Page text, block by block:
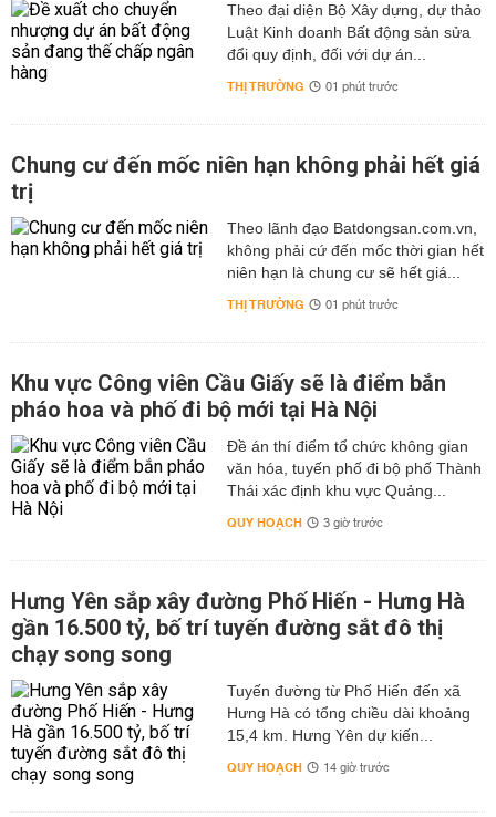
Theo đại diện Bộ Xây dựng, dự thảo
Luật Kinh doanh Bất động sản sửa
đổi quy định, đối với dự án...
THỊ TRƯỜNG 01 phút trước
Chung cư đến mốc niên hạn không phải hết giá
trị
Theo lãnh đạo Batdongsan.com.vn,
không phải cứ đến mốc thời gian hết
niên hạn là chung cư sẽ hết giá...
THỊ TRƯỜNG 01 phút trước
Khu vực Công viên Cầu Giấy sẽ là điểm bắn
pháo hoa và phố đi bộ mới tại Hà Nội
Đề án thí điểm tổ chức không gian
văn hóa, tuyến phố đi bộ phố Thành
Thái xác định khu vực Quảng...
QUY HOẠCH 3 giờ trước
Hưng Yên sắp xây đường Phố Hiến - Hưng Hà
gần 16.500 tỷ, bố trí tuyến đường sắt đô thị
chạy song song
Tuyến đường từ Phố Hiến đến xã
Hưng Hà có tổng chiều dài khoảng
15,4 km. Hưng Yên dự kiến...
QUY HOẠCH 14 giờ trước